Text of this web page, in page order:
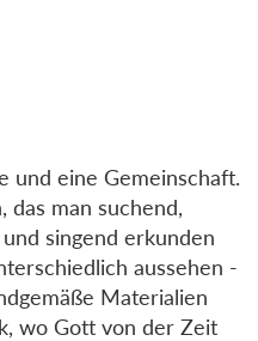
und eine Gemeinschaft.
das man suchend,
singend erkunden
aussehen -
Materialien
wo Gott von der Zeit